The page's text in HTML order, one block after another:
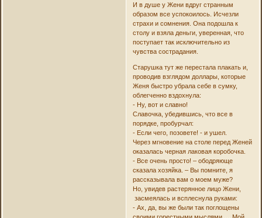
И в душе у Жени вдруг странным
образом все успокоилось. Исчезли
страхи и сомнения. Она подошла к
столу и взяла деньги, уверенная, что
поступает так исключительно из
чувства сострадания.
Старушка тут же перестала плакать и,
проводив взглядом доллары, которые
Женя быстро убрала себе в сумку,
облегченно вздохнула:
- Ну, вот и славно!
Славочка, убедившись, что все в
порядке, пробурчал:
- Если чего, позовете! - и ушел.
Через мгновение на столе перед Женей
оказалась черная лаковая коробочка.
- Все очень просто! – ободряюще
сказала хозяйка. – Вы помните, я
рассказывала вам о моем муже?
Но, увидев растерянное лицо Жени,
засмеялась и всплеснула руками:
- Ах, да, вы же были так поглощены